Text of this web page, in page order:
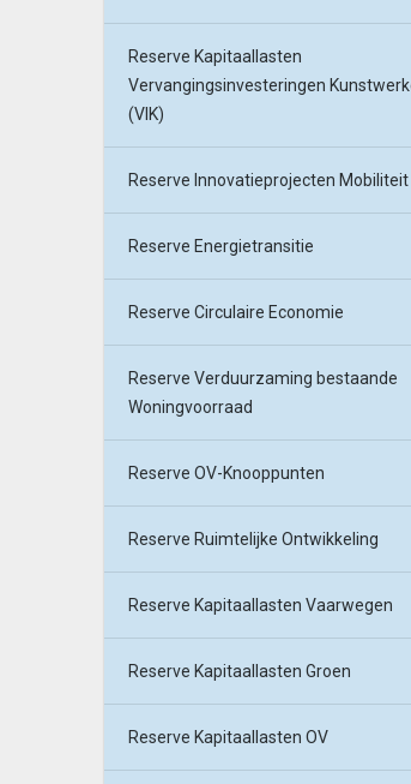
Reserve Kapitaallasten
Vervangingsinvesteringen
(VIK)
Reserve Innovatieprojecten Mobiliteit
Reserve Energietransitie
Reserve Circulaire Economie
Reserve Verduurzaming bestaande
Woningvoorraad
Reserve OV-Knooppunten
Reserve Ruimtelijke Ontwikkeling
Reserve Kapitaallasten Vaarwegen
Reserve Kapitaallasten Groen
Reserve Kapitaallasten OV